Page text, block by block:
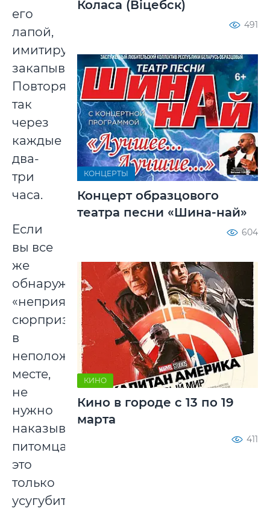
его
лапой,
имитируя
закапывание.
Повторяйте
так
через
каждые
два-
три
часа.
Если
вы все
же
обнаружили
«неприятный
сюрприз»
в
неположенном
месте,
не
нужно
наказывать
питомца,
это
только
усугубит
Коласа (Віцебск)
491
КОНЦЕРТЫ
Концерт образцового
театра песни «Шина-най»
604
КИНО
Кино в городе с 13 по 19
марта
411